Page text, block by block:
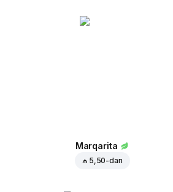
Marqarita
₼ 5,50-dan